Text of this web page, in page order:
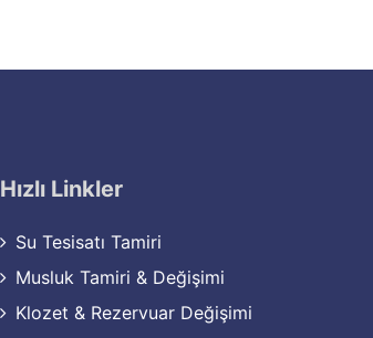
Hızlı Linkler
Su Tesisatı Tamiri
Musluk Tamiri & Değişimi
Klozet & Rezervuar Değişimi